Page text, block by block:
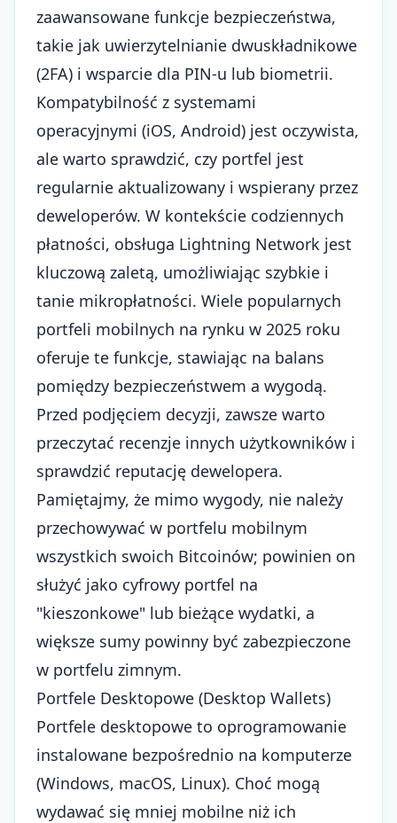
zaawansowane funkcje bezpieczeństwa,
takie jak uwierzytelnianie dwuskładnikowe
(2FA) i wsparcie dla PIN-u lub biometrii.
Kompatybilność z systemami
operacyjnymi (iOS, Android) jest oczywista,
ale warto sprawdzić, czy portfel jest
regularnie aktualizowany i wspierany przez
deweloperów. W kontekście codziennych
płatności, obsługa Lightning Network jest
kluczową zaletą, umożliwiając szybkie i
tanie mikropłatności. Wiele popularnych
portfeli mobilnych na rynku w 2025 roku
oferuje te funkcje, stawiając na balans
pomiędzy bezpieczeństwem a wygodą.
Przed podjęciem decyzji, zawsze warto
przeczytać recenzje innych użytkowników i
sprawdzić reputację dewelopera.
Pamiętajmy, że mimo wygody, nie należy
przechowywać w portfelu mobilnym
wszystkich swoich Bitcoinów; powinien on
służyć jako cyfrowy portfel na
"kieszonkowe" lub bieżące wydatki, a
większe sumy powinny być zabezpieczone
w portfelu zimnym.
Portfele Desktopowe (Desktop Wallets)
Portfele desktopowe to oprogramowanie
instalowane bezpośrednio na komputerze
(Windows, macOS, Linux). Choć mogą
wydawać się mniej mobilne niż ich